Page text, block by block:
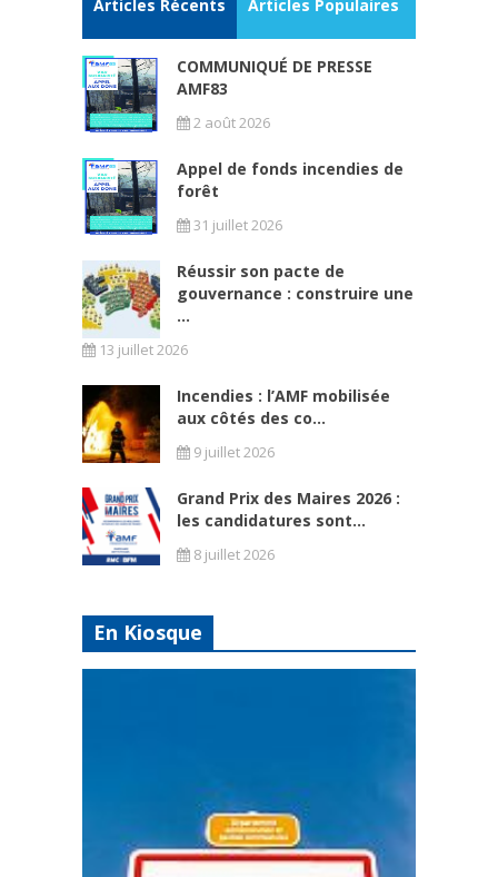
Articles Récents Articles Populaires
COMMUNIQUÉ DE PRESSE
AMF83
2 août 2026
Appel de fonds incendies de
forêt
31 juillet 2026
Réussir son pacte de
gouvernance : construire une
...
13 juillet 2026
Incendies : l’AMF mobilisée
aux côtés des co...
9 juillet 2026
Grand Prix des Maires 2026 :
les candidatures sont...
8 juillet 2026
En Kiosque